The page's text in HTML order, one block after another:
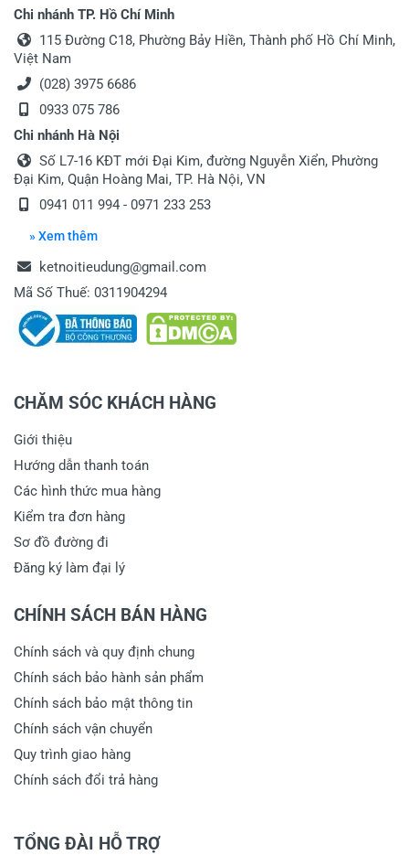
Chi nhánh TP. Hồ Chí Minh
115 Đường C18, Phường Bảy Hiền, Thành phố Hồ Chí Minh,
Việt Nam
(028) 3975 6686
0933 075 786
Chi nhánh Hà Nội
Số L7-16 KĐT mới Đại Kim, đường Nguyễn Xiển, Phường
Đại Kim, Quận Hoàng Mai, TP. Hà Nội, VN
0941 011 994 - 0971 233 253
» Xem thêm
ketnoitieudung@gmail.com
Mã Số Thuế: 0311904294
CHĂM SÓC KHÁCH HÀNG
Giới thiệu
Hướng dẫn thanh toán
Các hình thức mua hàng
Kiểm tra đơn hàng
Sơ đồ đường đi
Đăng ký làm đại lý
CHÍNH SÁCH BÁN HÀNG
Chính sách và quy định chung
Chính sách bảo hành sản phẩm
Chính sách bảo mật thông tin
Chính sách vận chuyển
Quy trình giao hàng
Chính sách đổi trả hàng
TỔNG ĐÀI HỖ TRỢ